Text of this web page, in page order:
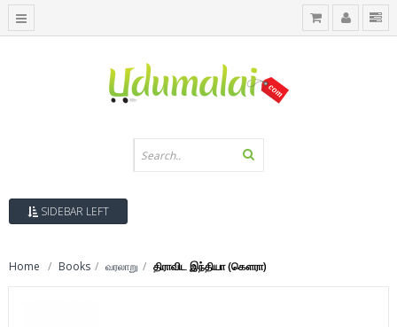
SIDEBAR LEFT
Home Books வரலாறு திராவிட இந்தியா (கௌரா)